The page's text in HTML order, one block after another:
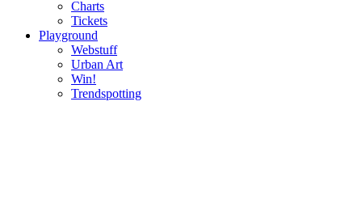
Charts
Tickets
Playground
Webstuff
Urban Art
Win!
Trendspotting